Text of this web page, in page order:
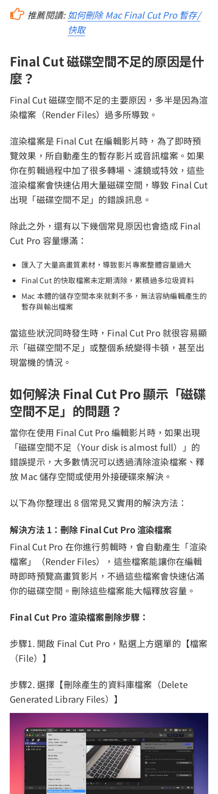
推薦閱讀: 如何刪除 Mac Final Cut Pro 暫存/
快取
Final Cut 磁碟空間不足的原因是什
麼？
Final Cut 磁碟空間不足的主要原因，多半是因為渲
染檔案（Render Files）過多所導致。
渲染檔案是 Final Cut 在編輯影片時，為了即時預
覽效果，所自動產生的暫存影片或音訊檔案。如果
你在剪輯過程中加了很多轉場、濾鏡或特效，這些
渲染檔案會快速佔用大量磁碟空間，導致 Final Cut
出現「磁碟空間不足」的錯誤訊息。
除此之外，還有以下幾個常見原因也會造成 Final
Cut Pro 容量爆滿：
匯入了大量高畫質素材，導致影片專案整體容量過大
Final Cut 的快取檔案未定期清除，累積過多垃圾資料
Mac 本體的儲存空間本來就剩不多，無法容納編輯產生的
暫存與輸出檔案
當這些狀況同時發生時，Final Cut Pro 就很容易顯
示「磁碟空間不足」或整個系統變得卡頓，甚至出
現當機的情況。
如何解決 Final Cut Pro 顯示「磁碟
空間不足」的問題？
當你在使用 Final Cut Pro 編輯影片時，如果出現
「磁碟空間不足（Your disk is almost full）」的
錯誤提示，大多數情況可以透過清除渲染檔案、釋
放 Mac 儲存空間或使用外接硬碟來解決。
以下為你整理出 8 個常見又實用的解決方法：
解決方法 1：刪除 Final Cut Pro 渲染檔案
Final Cut Pro 在你進行剪輯時，會自動產生「渲染
檔案」（Render Files），這些檔案能讓你在編輯
時即時預覽高畫質影片，不過這些檔案會快速佔滿
你的磁碟空間。刪除這些檔案能大幅釋放容量。
Final Cut Pro 渲染檔案刪除步驟：
步驟1. 開啟 Final Cut Pro，點選上方選單的【檔案
（File）】
步驟2. 選擇【刪除產生的資料庫檔案（Delete
Generated Library Files）】